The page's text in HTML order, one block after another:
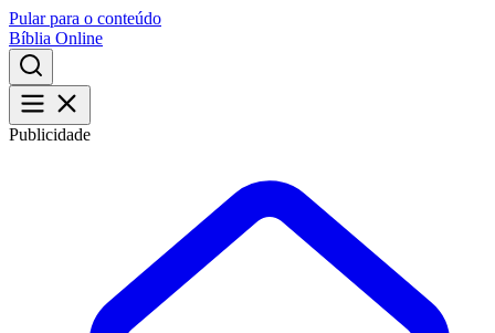
Pular para o conteúdo
Bíblia Online
Publicidade